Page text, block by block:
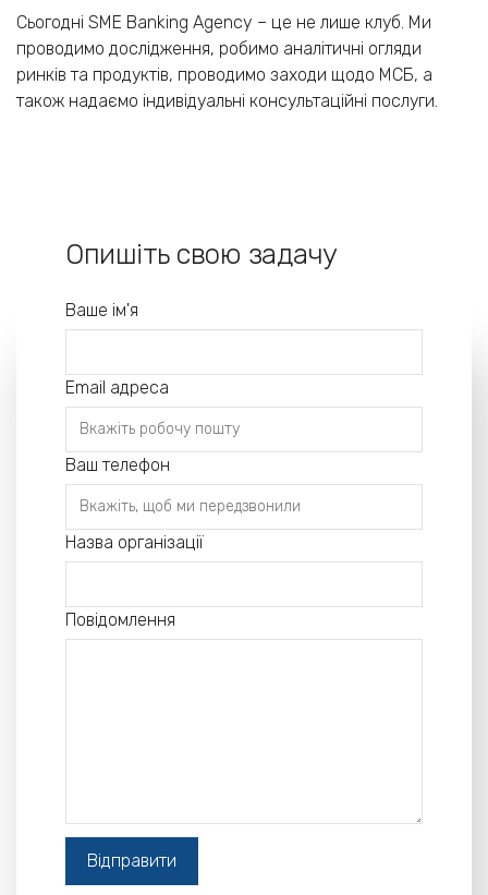
Сьогодні SME Banking Agency – це не лише клуб. Ми
проводимо дослідження, робимо аналітичні огляди
ринків та продуктів, проводимо заходи щодо МСБ, а
також надаємо індивідуальні консультаційні послуги.
Опишіть свою задачу
Ваше ім'я
Email адреса
Ваш телефон
Назва організації
Повідомлення